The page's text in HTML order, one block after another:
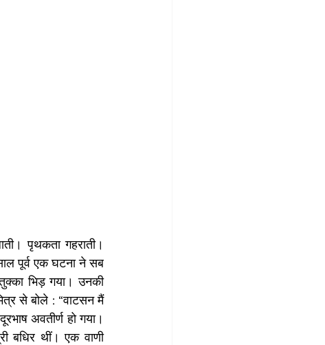
पृथकता गहराती।
पूर्व एक घटना ने सब
भिड़ गया। उनकी
से बोले : “वाटसन मैं
अवतीर्ण हो गया।
बधिर थीं। एक वाणी